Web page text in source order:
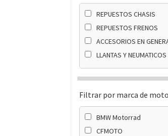
REPUESTOS CHASIS
REPUESTOS FRENOS
ACCESORIOS EN
LLANTAS Y NEUMATICOS
Filtrar por marca de moto
BMW Motorrad
CFMOTO